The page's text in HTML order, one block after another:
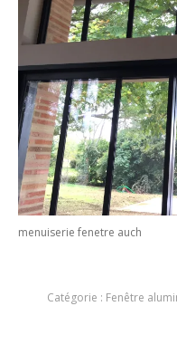
menuiserie fenetre auch
Catégorie : Fenêtre